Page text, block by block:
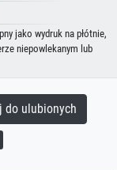
jako wydruk na płótnie,
niepowlekanym lub
do ulubionych